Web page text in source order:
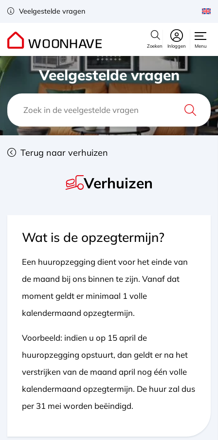
Veelgestelde vragen
Zoeken Inloggen Menu
Veelgestelde vragen
Terug naar verhuizen
Verhuizen
Wat is de opzegtermijn?
Een huuropzegging dient voor het einde van
de maand bij ons binnen te zijn. Vanaf dat
moment geldt er minimaal 1 volle
kalendermaand opzegtermijn.
Voorbeeld: indien u op 15 april de
huuropzegging opstuurt, dan geldt er na het
verstrijken van de maand april nog één volle
kalendermaand opzegtermijn. De huur zal dus
per 31 mei worden beëindigd.